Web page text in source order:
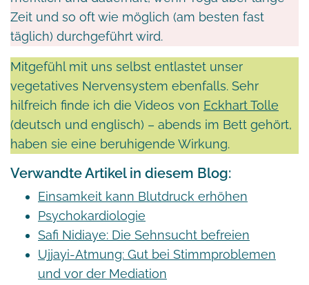
Zeit und so oft wie möglich (am besten fast
täglich) durchgeführt wird.
Mitgefühl mit uns selbst entlastet unser
vegetatives Nervensystem ebenfalls. Sehr
hilfreich finde ich die Videos von Eckhart Tolle
(deutsch und englisch) – abends im Bett gehört,
haben sie eine beruhigende Wirkung.
Verwandte Artikel in diesem Blog:
Einsamkeit kann Blutdruck erhöhen
Psychokardiologie
Safi Nidiaye: Die Sehnsucht befreien
Ujjayi-Atmung: Gut bei Stimmproblemen
und vor der Mediation